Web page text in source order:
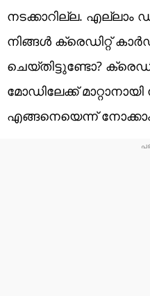
നടക്കാറില്ല. എല്ലാം
നിങ്ങള്‍ ക്രെഡിറ്റ്
ചെയ്തിട്ടുണ്ടോ?
മോഡിലേക്ക്
എങ്ങനെയെന്ന്